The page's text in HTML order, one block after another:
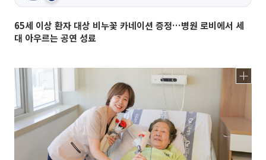
65세 이상 환자 대상 비누꽃 카네이션 증정…병원 로비에서 세
대 아우르는 공연 성료